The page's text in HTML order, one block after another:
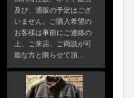
及び、通販の予定はござ
いません。ご購入希望の
お客様は事前にご連絡の
上、ご来店、ご商談が可
能な方と限らせて頂…